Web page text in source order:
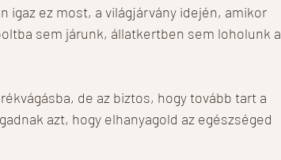
igaz ez most, a világjárvány idején, amikor
sem járunk, állatkertben sem loholunk a
de az biztos, hogy tovább tart a
azt, hogy elhanyagold az egészséged